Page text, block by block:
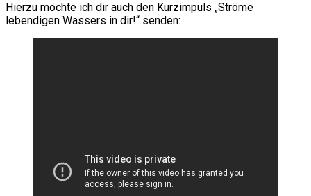
Hierzu möchte ich dir auch den Kurzimpuls „Ströme
lebendigen Wassers in dir!“ senden: